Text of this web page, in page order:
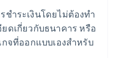
ชำระเงินโดยไม่ต้องทำ
ดเกี่ยวกับธนาคาร หรือ
จที่ออกแบบเองสำหรับ